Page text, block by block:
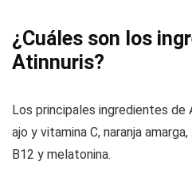
¿Cuáles son los
Atinnuris?
Los principales ingredientes de
ajo y vitamina C, naranja
B12 y melatonina.